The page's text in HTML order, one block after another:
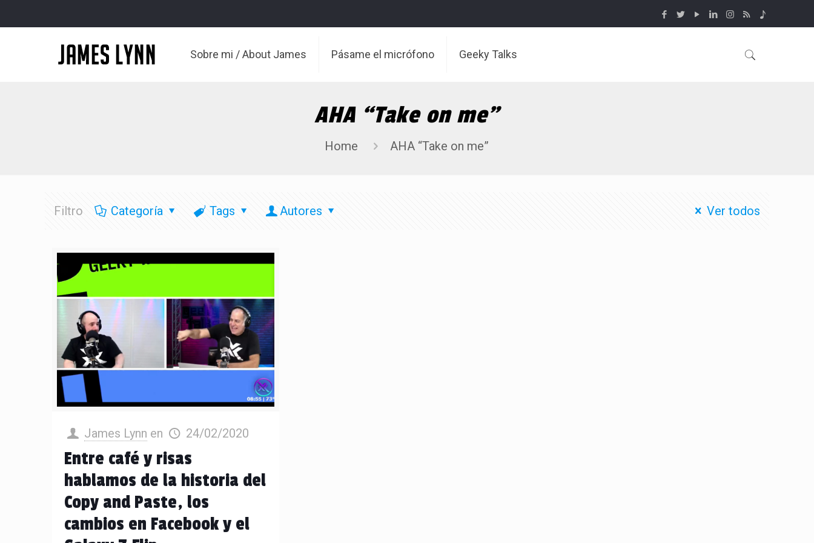
Sobre mi / About James Pásame el micrófono Geeky Talks
AHA “Take on me”
Home AHA “Take on me”
Filtro Categoría Tags Autores Ver todos
James Lynn en 24/02/2020
Entre café y risas
hablamos de la historia del
Copy and Paste, los
cambios en Facebook y el